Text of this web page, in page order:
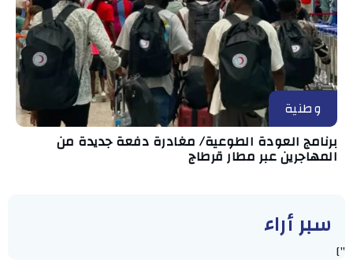
وطنية
برنامج العودة الطوعية/ مغادرة دفعة جديدة من
المهاجرين عبر مطار قرطاج
سبر أراء
"]